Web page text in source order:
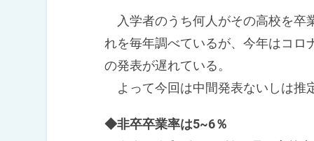
入学者のうち何人がその高校を卒
れを毎年調べているが、今年はコロ
の発表が遅れている。
よって今回は中間発表ないしは推
◆非卒卒業率は5~6％